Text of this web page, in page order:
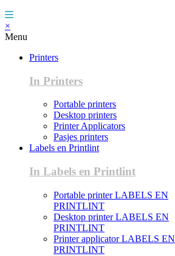
×
Menu
Printers
In Printers
Portable printers
Desktop printers
Printer Applicators
Pasjes printers
Labels en Printlint
In Labels en Printlint
Portable printer LABELS EN
PRINTLINT
Desktop printer LABELS EN
PRINTLINT
Printer applicator LABELS EN
PRINTLINT